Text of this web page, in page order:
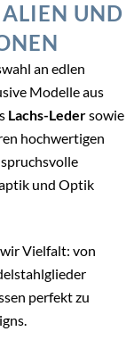
UND
an edlen
Modelle aus
Lachs-Ledersowie
hochwertigen
und Optik
Vielfalt: von
perfekt zu